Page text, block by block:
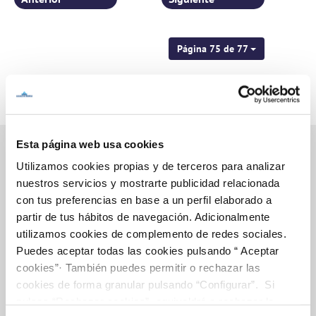
Esta página web usa cookies
Utilizamos cookies propias y de terceros para analizar
nuestros servicios y mostrarte publicidad relacionada
con tus preferencias en base a un perfil elaborado a
partir de tus hábitos de navegación. Adicionalmente
utilizamos cookies de complemento de redes sociales.
Puedes aceptar todas las cookies pulsando “ Aceptar
cookies”· También puedes permitir o rechazar las
cookies de forma granular pulsando “Configurar”. Si
Página 75 de 77
Inicio
Gestiones Online
FACTURAS, PAGOS Y CONSUMOS